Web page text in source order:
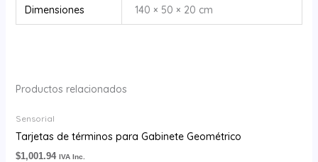
Dimensiones 140 × 50 × 20 cm
Productos relacionados
Sensorial
Tarjetas de términos para Gabinete Geométrico
$1,001.94 IVA Inc.